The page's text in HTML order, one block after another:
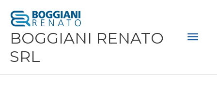
contenuto
BOGGIANI RENATO
SRL